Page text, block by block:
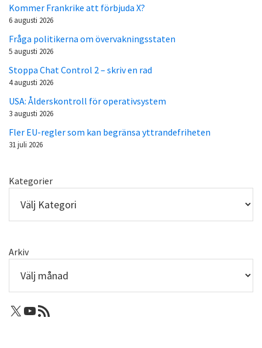
Kommer Frankrike att förbjuda X?
6 augusti 2026
Fråga politikerna om övervakningsstaten
5 augusti 2026
Stoppa Chat Control 2 – skriv en rad
4 augusti 2026
USA: Ålderskontroll för operativsystem
3 augusti 2026
Fler EU-regler som kan begränsa yttrandefriheten
31 juli 2026
Kategorier
Arkiv
X: Femtejuli
Youtube
RSS-flöde